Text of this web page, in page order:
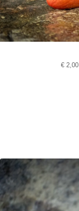
€2,00